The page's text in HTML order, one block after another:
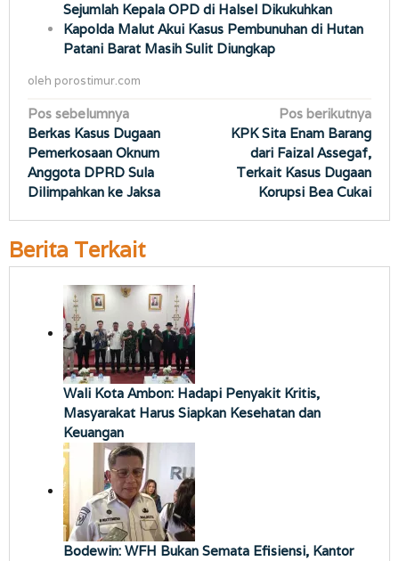
Sejumlah Kepala OPD di Halsel Dikukuhkan
Kapolda Malut Akui Kasus Pembunuhan di Hutan
Patani Barat Masih Sulit Diungkap
oleh porostimur.com
Navigasi
pos
Pos sebelumnya
Berkas Kasus Dugaan
Pemerkosaan Oknum
Anggota DPRD Sula
Dilimpahkan ke Jaksa
Pos berikutnya
KPK Sita Enam Barang
dari Faizal Assegaf,
Terkait Kasus Dugaan
Korupsi Bea Cukai
Berita Terkait
Wali Kota Ambon: Hadapi Penyakit Kritis,
Masyarakat Harus Siapkan Kesehatan dan
Keuangan
Bodewin: WFH Bukan Semata Efisiensi, Kantor